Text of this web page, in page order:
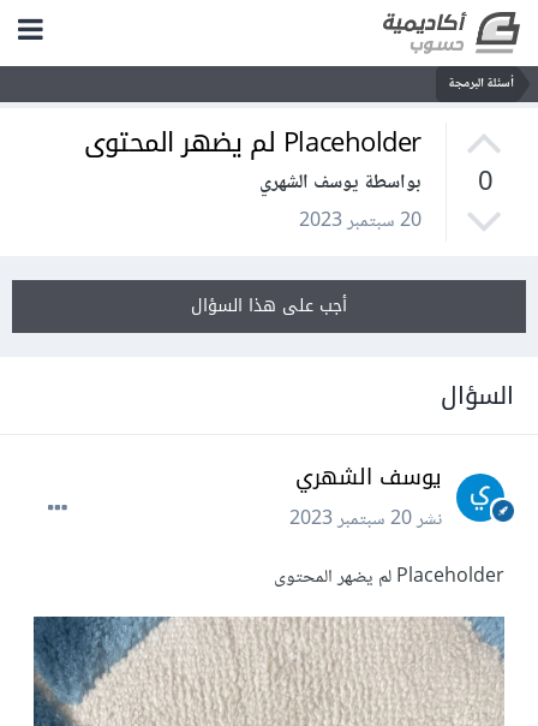
أسئلة البرمجة
0
Placeholder لم يضهر المحتوى
بواسطة يوسف الشهري
20 سبتمبر 2023
أجب على هذا السؤال
السؤال
يوسف الشهري
نشر20 سبتمبر 2023
Placeholder لم يضهر المحتوى